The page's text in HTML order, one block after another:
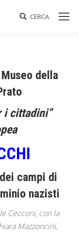
Search:
CERCA
della
i cittadini”
campi di
nazisti
Cecconi, con la
Mazzoncini,